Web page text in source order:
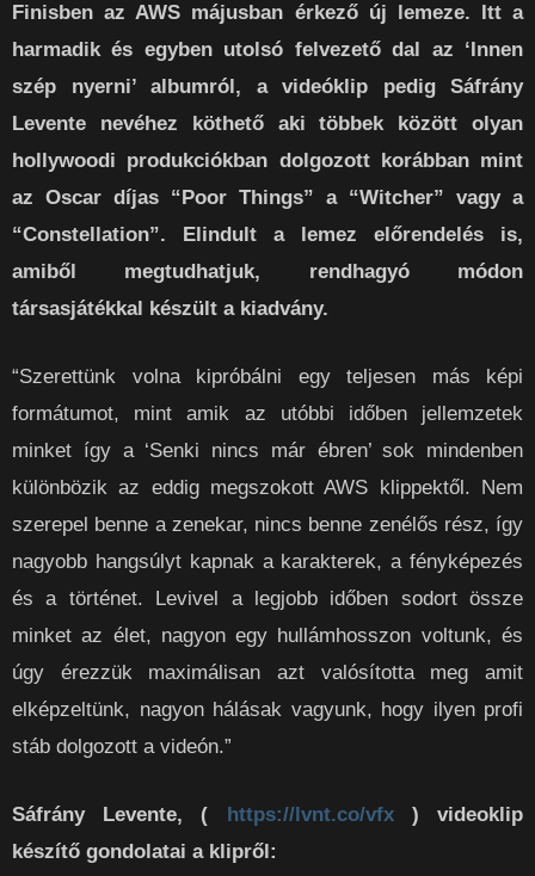
Finisben az AWS májusban érkező új lemeze. Itt a
harmadik és egyben utolsó felvezető dal az ‘Innen
szép nyerni’ albumról, a videóklip pedig Sáfrány
Levente nevéhez köthető aki többek között olyan
hollywoodi produkciókban dolgozott korábban mint
az Oscar díjas “Poor Things” a “Witcher” vagy a
“Constellation”. Elindult a lemez előrendelés is,
amiből megtudhatjuk, rendhagyó módon
társasjátékkal készült a kiadvány.
“Szerettünk volna kipróbálni egy teljesen más képi
formátumot, mint amik az utóbbi időben jellemzetek
minket így a ‘Senki nincs már ébren’ sok mindenben
különbözik az eddig megszokott AWS klippektől. Nem
szerepel benne a zenekar, nincs benne zenélős rész, így
nagyobb hangsúlyt kapnak a karakterek, a fényképezés
és a történet. Levivel a legjobb időben sodort össze
minket az élet, nagyon egy hullámhosszon voltunk, és
úgy érezzük maximálisan azt valósította meg amit
elképzeltünk, nagyon hálásak vagyunk, hogy ilyen profi
stáb dolgozott a videón.”
Sáfrány Levente, ( https://lvnt.co/vfx) videoklip
készítő gondolatai a klipről: